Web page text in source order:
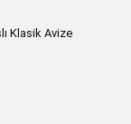
Klasik Avize